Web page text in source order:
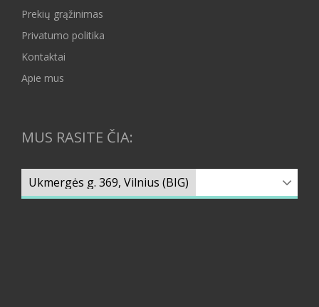
Prekių grąžinimas
Privatumo politika
Kontaktai
Apie mus
MUS RASITE ČIA: